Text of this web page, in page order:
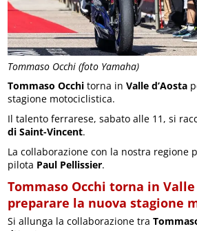
Tommaso Occhi (foto Yamaha)
Tommaso Occhi torna inValle d’Aosta
stagione motociclistica.
Il talento ferrarese, sabato alle 11, si
di Saint-Vincent.
La collaborazione con la nostra regione
pilota Paul Pellissier.
Tommaso Occhi torna in Valle
preparare la nuova stagione
Si allunga la collaborazione tra